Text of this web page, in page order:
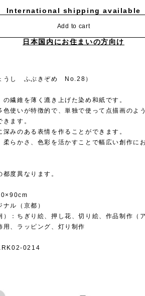
International shipping available
Add to cart
日本国内にお住まいの方向け
うし ふぶきぞめ No.28）
の繊維を薄く漉き上げた染め和紙です。
色使いが特徴的で、単独で使って点描画のよ
ます。
深みのある表情を作ることができます。
柔らかさ、色彩を活かすことで幅広い創作に
度異なります。
ル（京都）
）：ちぎり絵、押し花、切り絵、作品制作（
用、ラッピング、灯り制作
0214